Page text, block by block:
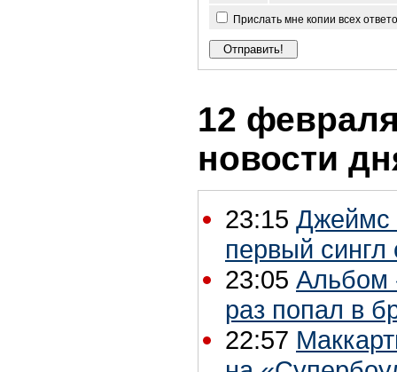
Прислать мне копии всех
12
новости
23:15 Джеймс
первый сингл
23:05 Альбом
раз попал в
22:57